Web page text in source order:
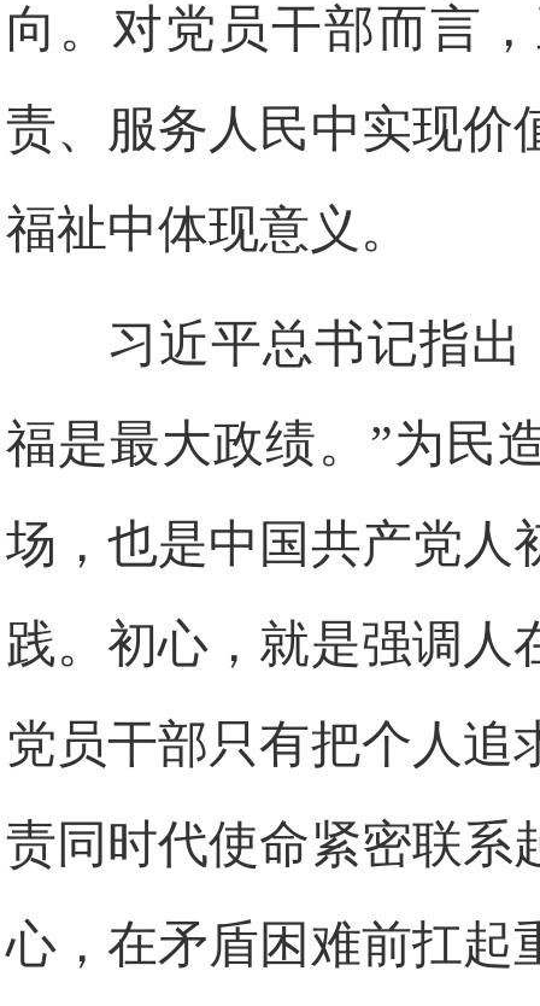
向。对党员干部而言
责、服务人民中实现价
福祉中体现意义。
习近平总书记指
福是最大政绩。”为民
场，也是中国共产党人
践。初心，就是强调人
党员干部只有把个人追
责同时代使命紧密联系
心，在矛盾困难前扛起